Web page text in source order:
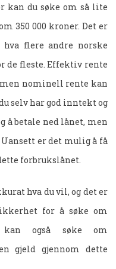
kan du søke om så lite
350 000 kroner. Det er
flere andre norske
de fleste. Effektiv rente
nominell rente kan
selv har god inntekt og
å betale ned lånet, men
er det mulig å få
forbrukslånet.
hva du vil, og det er
for å søke om
kan også søke om
gjeld gjennom dette